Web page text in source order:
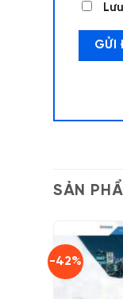
SẢN
-42%